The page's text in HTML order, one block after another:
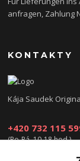
anfragen, Zahlung
KONTAKTY
Kája Saudek
+420 732 115
(Po-Pá, 10-18 hod.)